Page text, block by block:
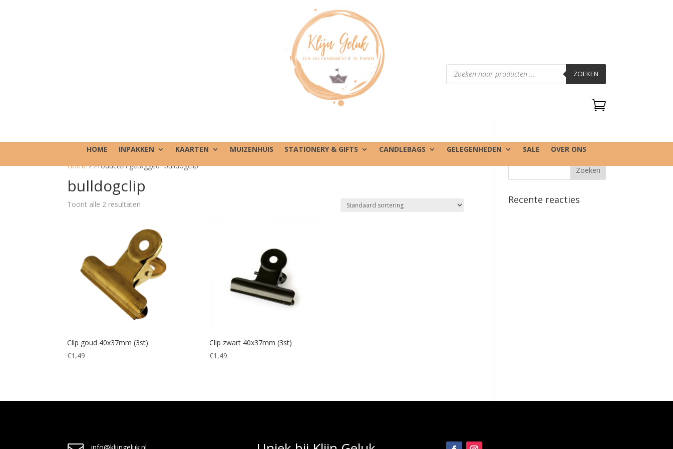
Producten
zoeken ZOEKEN

HOME INPAKKEN KAARTEN MUIZENHUIS STATIONERY & GIFTS CANDLEBAGS GELEGENHEDEN SALE
OVER ONS
Home/ Producten getagged “bulldogclip”
bulldogclip
Toont alle 2 resultaten
Clip goud 40x37mm (3st)
€1,49
Clip zwart 40x37mm (3st)
€1,49
Recente reacties